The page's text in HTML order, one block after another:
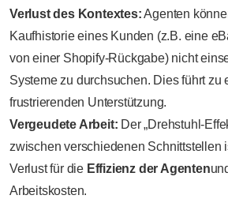
Verlust des Kontextes:Agenten
Kaufhistorie eines Kunden (z.B. eine
von einer Shopify-Rückgabe) nicht
Systeme zu durchsuchen. Dies führt zu
frustrierenden Unterstützung.
Vergeudete Arbeit: Der „Drehstuhl-
zwischen verschiedenen Schnittstellen
Verlust für die Effizienz der Agenten
Arbeitskosten.